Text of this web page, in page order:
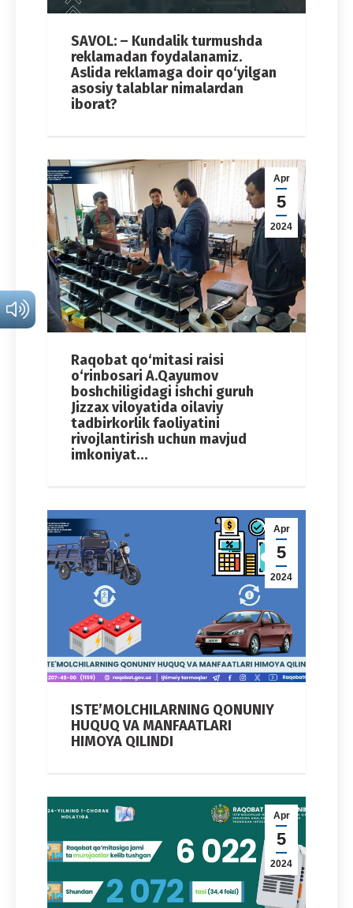
SAVOL: – Kundalik turmushda
reklamadan foydalanamiz.
Aslida reklamaga doir qo‘yilgan
asosiy talablar nimalardan
iborat?
Apr
5
2024
Raqobat qo‘mitasi raisi
o‘rinbosari A.Qayumov
boshchiligidagi ishchi guruh
Jizzax viloyatida oilaviy
tadbirkorlik faoliyatini
rivojlantirish uchun mavjud
imkoniyat…
Apr
5
2024
ISTE’MOLCHILARNING QONUNIY
HUQUQ VA MANFAATLARI
HIMOYA QILINDI
Apr
5
2024